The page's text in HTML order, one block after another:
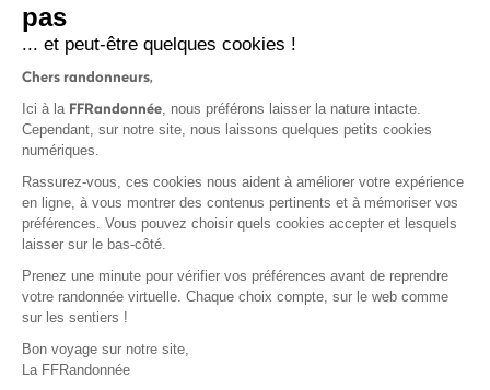
Protection des données
Politique de confidentialité
pas
... et peut-être quelques cookies !
Chers randonneurs,
Ici à la FFRandonnée, nous préférons laisser la nature intacte.
Cependant, sur notre site, nous laissons quelques petits cookies
numériques.
Rassurez-vous, ces cookies nous aident à améliorer votre expérience
en ligne, à vous montrer des contenus pertinents et à mémoriser vos
préférences. Vous pouvez choisir quels cookies accepter et lesquels
laisser sur le bas-côté.
Prenez une minute pour vérifier vos préférences avant de reprendre
votre randonnée virtuelle. Chaque choix compte, sur le web comme
sur les sentiers !
Bon voyage sur notre site,
La FFRandonnée